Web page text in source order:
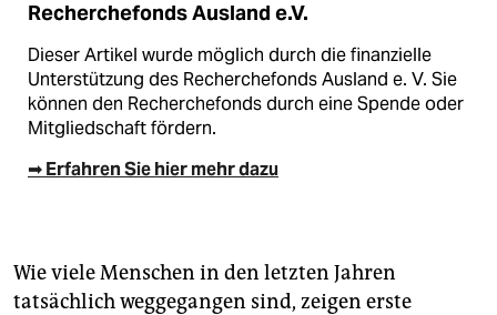
Recherchefonds Ausland e.V.
Dieser Artikel wurde möglich durch die finanzielle
Unterstützung des Recherchefonds Ausland e. V. Sie
können den Recherchefonds durch eine Spende oder
Mitgliedschaft fördern.
➡ Erfahren Sie hier mehr dazu
Wie viele Menschen in den letzten Jahren
tatsächlich weggegangen sind, zeigen erste